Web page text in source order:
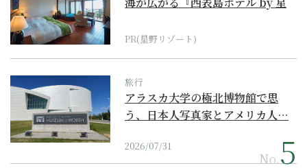
PR(星野リゾート)
旅行
アラスカ大学の極北博物館で思
う、日本人写真家とアメリカ人…
2026/07/31
No.